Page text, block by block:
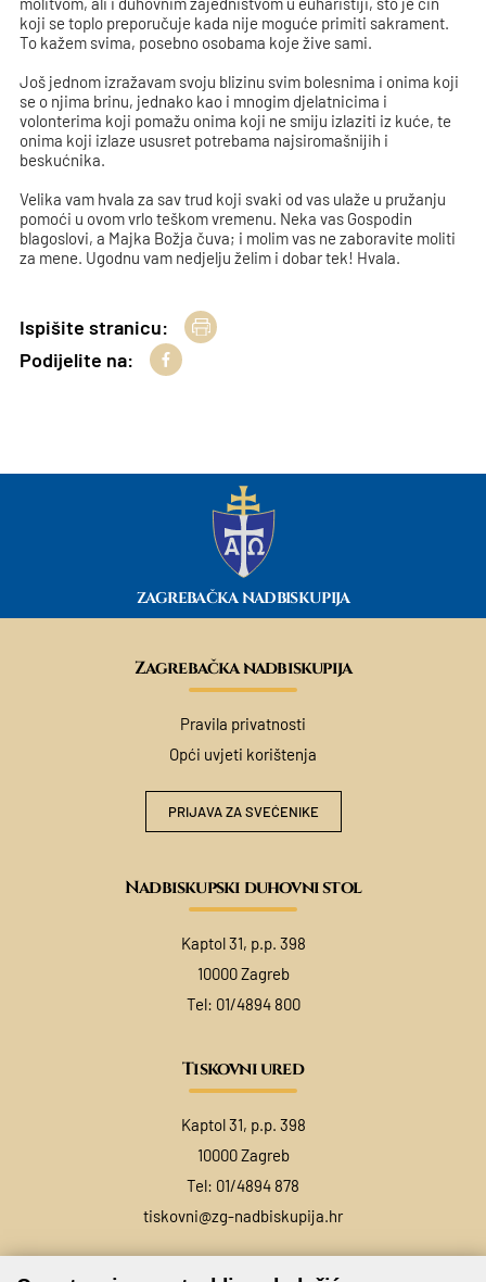
koji se toplo preporučuje kada nije moguće primiti sakrament.
To kažem svima, posebno osobama koje žive sami.
Još jednom izražavam svoju blizinu svim bolesnima i onima koji
se o njima brinu, jednako kao i mnogim djelatnicima i
volonterima koji pomažu onima koji ne smiju izlaziti iz kuće, te
onima koji izlaze ususret potrebama najsiromašnijih i
beskućnika.
Velika vam hvala za sav trud koji svaki od vas ulaže u pružanju
pomoći u ovom vrlo teškom vremenu. Neka vas Gospodin
blagoslovi, a Majka Božja čuva; i molim vas ne zaboravite moliti
za mene. Ugodnu vam nedjelju želim i dobar tek! Hvala.
Ispišite stranicu:
Podijelite na:
ZAGREBAČKA NADBISKUPIJA
Zagrebačka nadbiskupija
Pravila privatnosti
Opći uvjeti korištenja
PRIJAVA ZA SVEĆENIKE
Nadbiskupski duhovni stol
Kaptol 31, p.p. 398
10000 Zagreb
Tel: 01/4894 800
Tiskovni ured
Kaptol 31, p.p. 398
10000 Zagreb
Tel: 01/4894 878
tiskovni@zg-nadbiskupija.hr